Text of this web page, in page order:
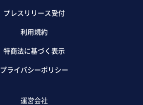
プレスリリース受付
利用規約
特商法に基づく表示
プライバシーポリシー
運営会社